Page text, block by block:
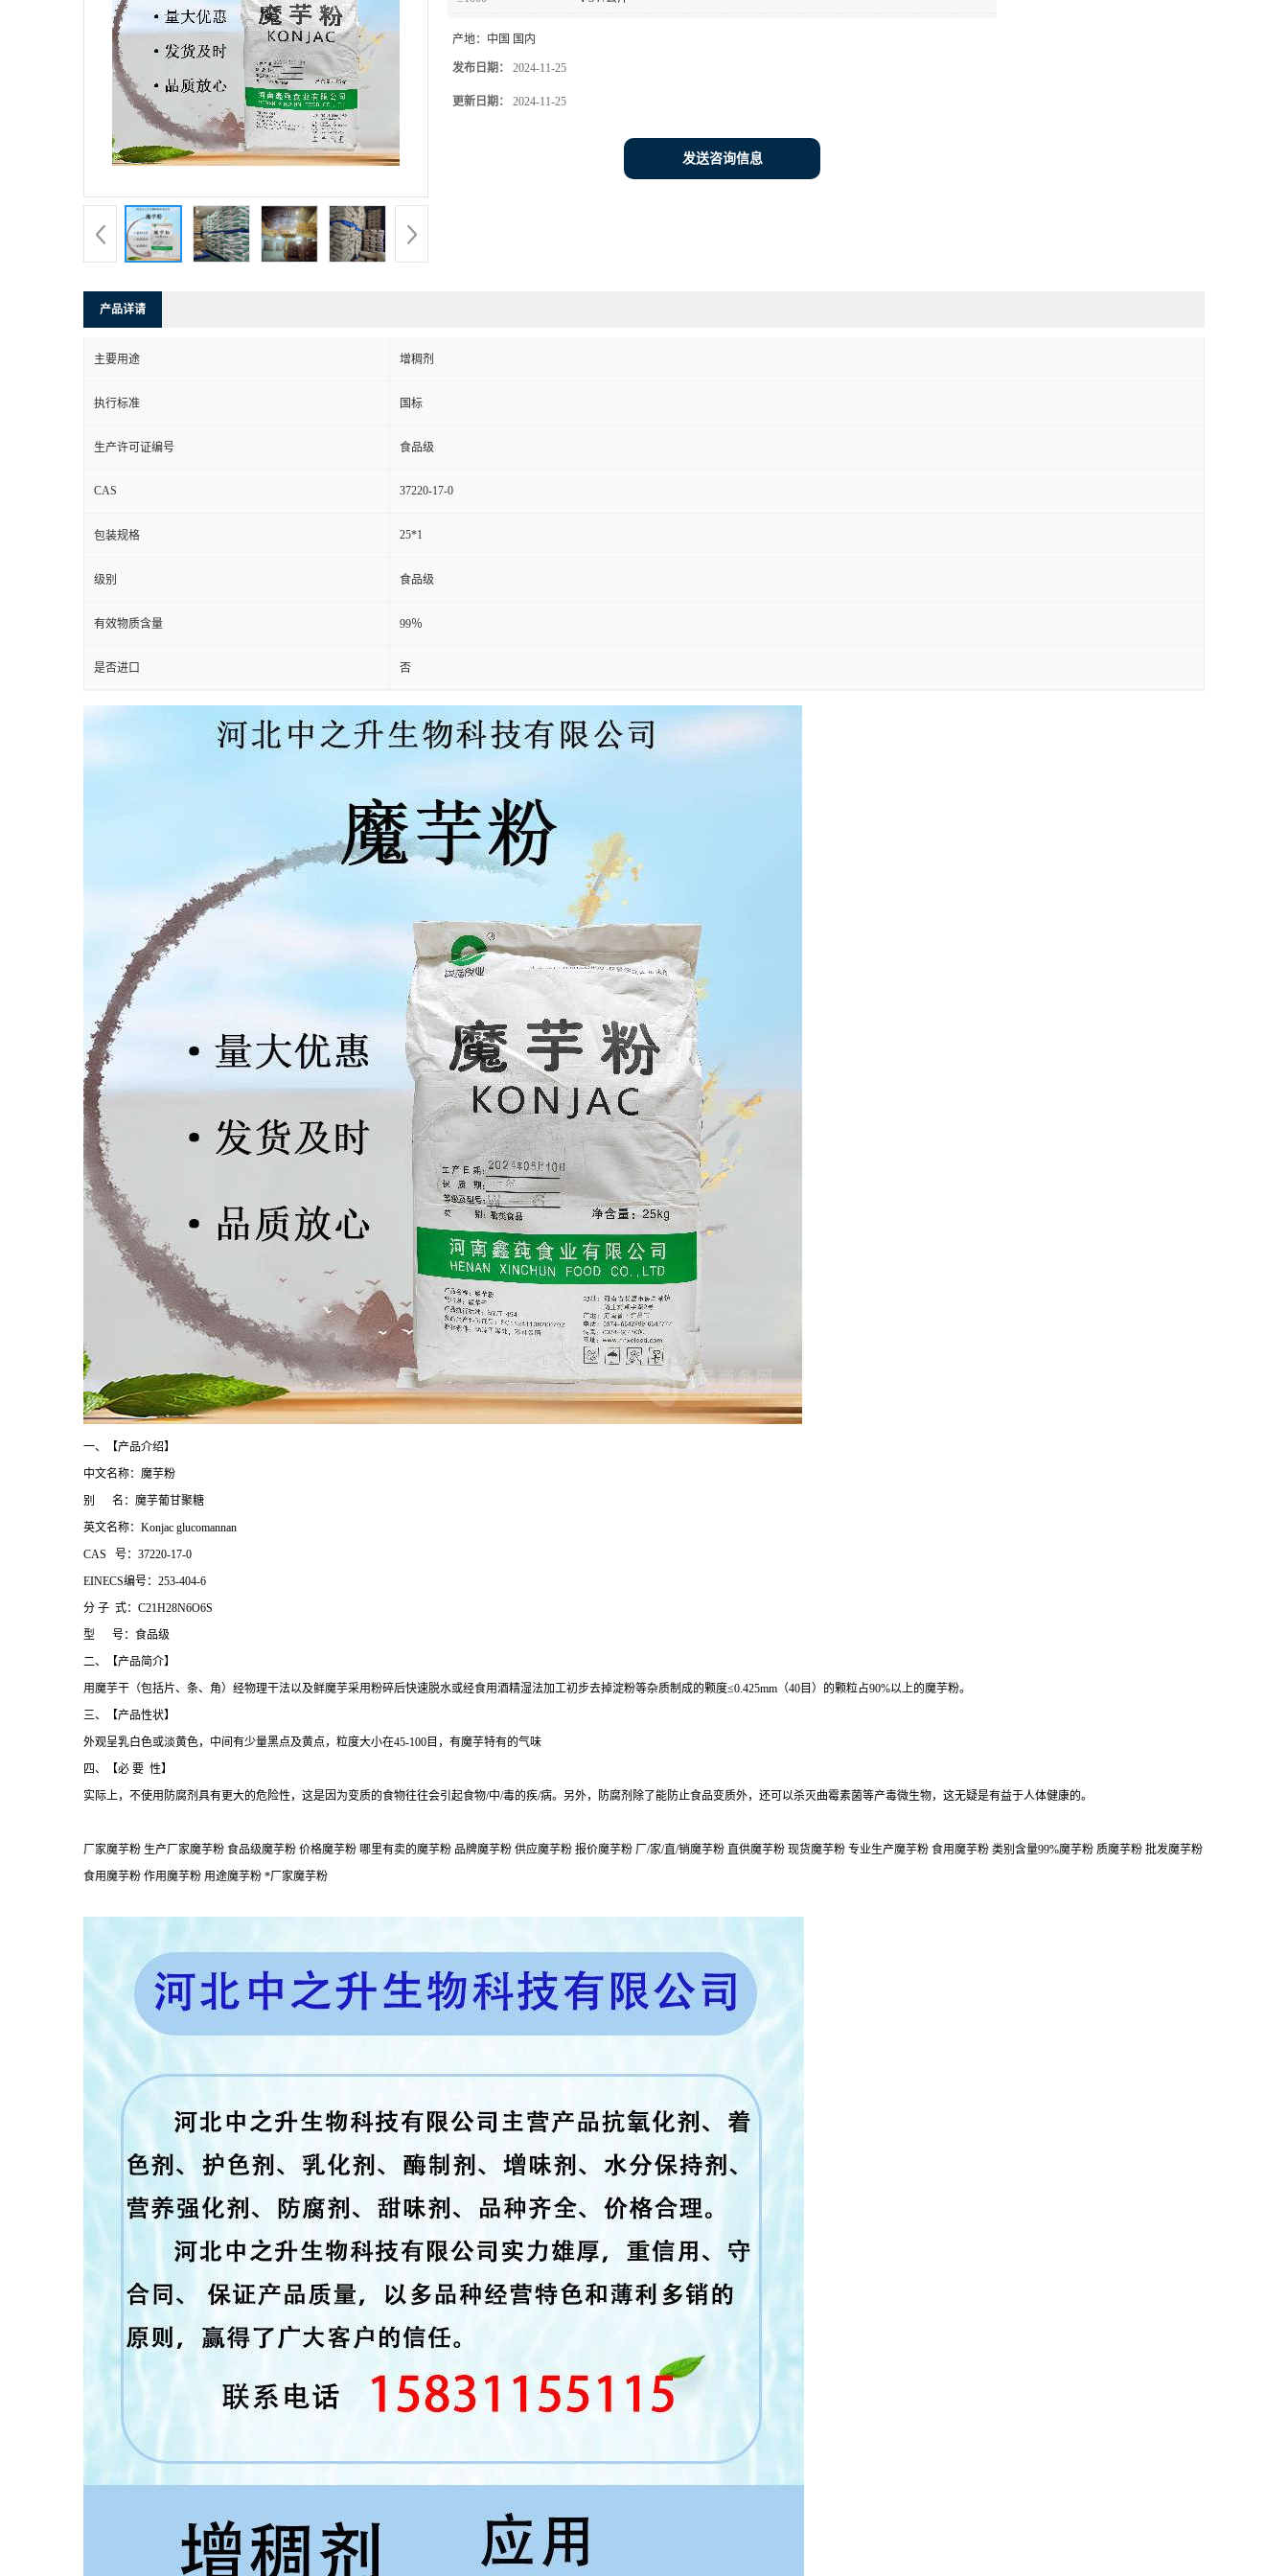
产地： 中国 国内
发布日期： 2024-11-25
更新日期： 2024-11-25
发送咨询信息
产品详请
主要用途 增稠剂
执行标准 国标
生产许可证编号 食品级
CAS 37220-17-0
包装规格 25*1
级别 食品级
有效物质含量 99％
是否进口 否
一、【产品介绍】
中文名称：魔芋粉
别 名：魔芋葡甘聚糖
英文名称：Konjac glucomannan
CAS 号：37220-17-0
EINECS编号：253-404-6
分 子 式：C21H28N6O6S
型 号：食品级
二、【产品简介】
用魔芋干（包括片、条、角）经物理干法以及鲜魔芋采用粉碎后快速脱水或经食用酒精湿法加工初步去掉淀粉等杂质制成的颗度≤0.425mm（40目）的颗粒占90%以上的魔芋粉。
三、【产品性状】
外观呈乳白色或淡黄色，中间有少量黑点及黄点，粒度大小在45-100目，有魔芋特有的气味
四、【必 要 性】
实际上，不使用防腐剂具有更大的危险性，这是因为变质的食物往往会引起食物/中/毒的疾/病。另外，防腐剂除了能防止食品变质外，还可以杀灭曲霉素菌等产毒微生物，这无疑是有益于人体健康的。
厂家魔芋粉 生产厂家魔芋粉 食品级魔芋粉 价格魔芋粉 哪里有卖的魔芋粉 品牌魔芋粉 供应魔芋粉 报价魔芋粉 厂/家/直/销魔芋粉 直供魔芋粉 现货魔芋粉 专业生产魔芋粉 食用魔芋粉 类别含量99%魔芋粉 质魔芋粉 批发魔芋粉
食用魔芋粉 作用魔芋粉 用途魔芋粉 *厂家魔芋粉